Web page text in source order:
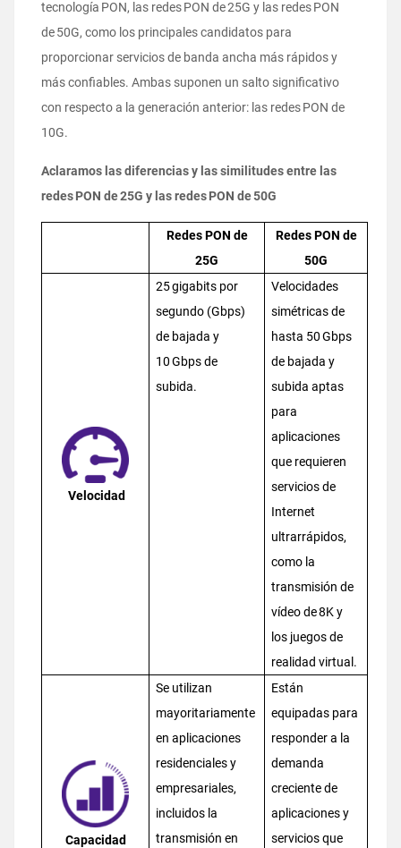
tecnología PON, las redes PON de 25G y las redes PON
de 50G, como los principales candidatos para
proporcionar servicios de banda ancha más rápidos y
más confiables. Ambas suponen un salto significativo
con respecto a la generación anterior: las redes PON de
10G.
Aclaramos las diferencias y las similitudes entre las
redes PON de 25G y las redes PON de 50G
Redes PON de
25G
Redes PON de
50G
Velocidad
25 gigabits por
segundo (Gbps)
de bajada y
10 Gbps de
subida.
Velocidades
simétricas de
hasta 50 Gbps
de bajada y
subida aptas
para
aplicaciones
que requieren
servicios de
Internet
ultrarrápidos,
como la
transmisión de
vídeo de 8K y
los juegos de
realidad virtual.
Capacidad
Se utilizan
mayoritariamente
en aplicaciones
residenciales y
empresariales,
incluidos la
transmisión en
Están
equipadas para
responder a la
demanda
creciente de
aplicaciones y
servicios que